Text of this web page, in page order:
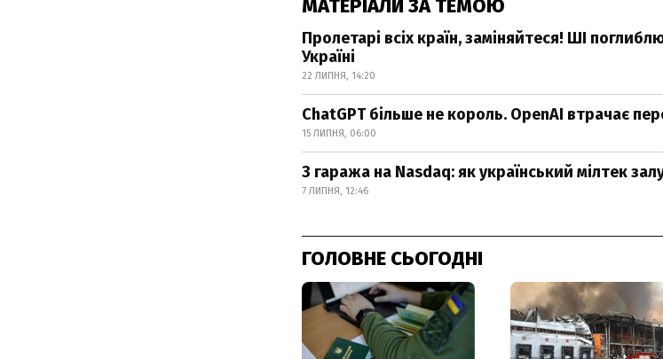
МАТЕРІАЛИ ЗА ТЕМОЮ
Пролетарі всіх країн, заміняйтеся! ШІ
Україні
22 ЛИПНЯ, 14:20
ChatGPT більше не король. OpenAI втрачає
15 ЛИПНЯ, 06:00
З гаража на Nasdaq: як український мілтек
7 ЛИПНЯ, 12:46
ГОЛОВНЕ СЬОГОДНІ